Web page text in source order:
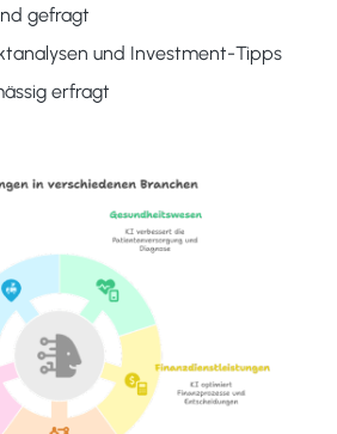
gefragt
und Investment-Tipps
erfragt